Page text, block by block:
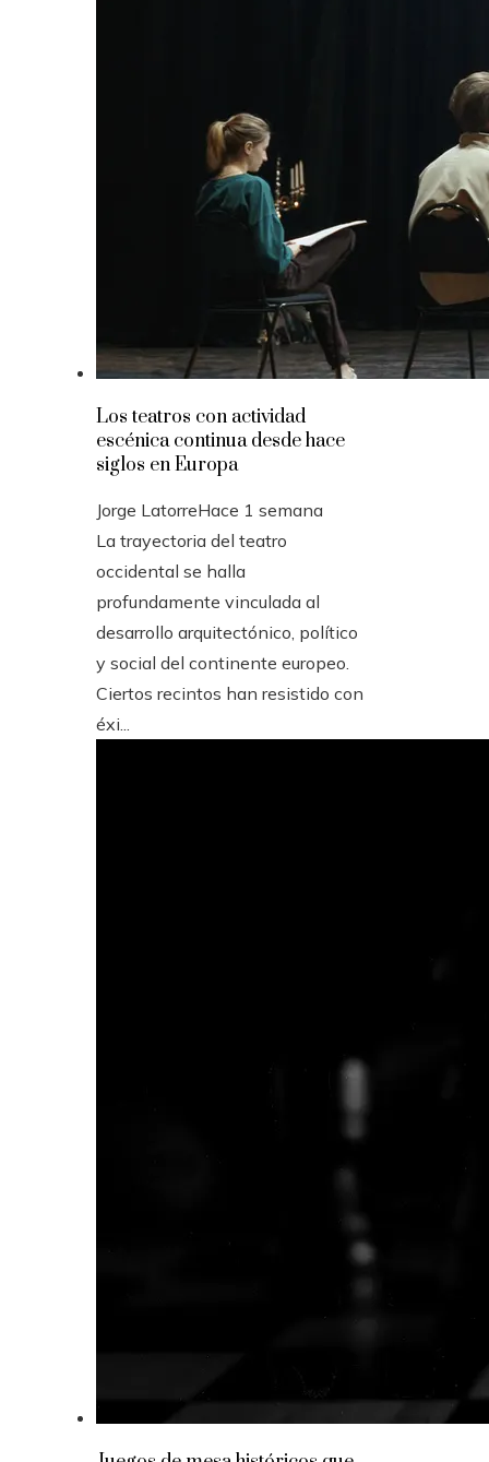
Los teatros con actividad
escénica continua desde hace
siglos en Europa
Jorge LatorreHace 1 semana
La trayectoria del teatro
occidental se halla
profundamente vinculada al
desarrollo arquitectónico, político
y social del continente europeo.
Ciertos recintos han resistido con
éxi...